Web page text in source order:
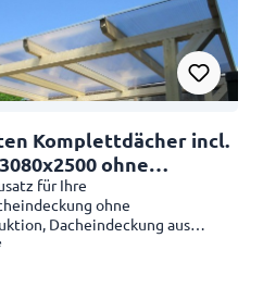
Komplettdächer incl.
ohne
für Ihre
ohne
Dacheindeckung aus
und mit Aluminiumprofilen.